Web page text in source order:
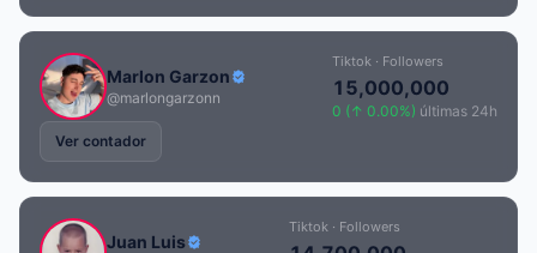
Marlon Garzon
@marlongarzonn
Tiktok · Followers
15,000,000
0 (↑ 0.00%) últimas 24h
Ver contador
Juan Luis
Tiktok · Followers